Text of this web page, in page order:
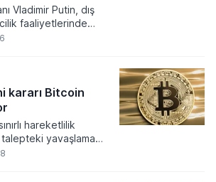
Vladimir Putin, dış
faaliyetlerinde
onay veren
belirli şartlar
menkul kıymet
olanak sağlanıyor.
kararı Bitcoin
hareketlilik
yavaşlama
ABD Merkez